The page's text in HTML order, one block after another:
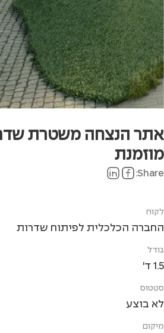
אתר הנצחה משטרת
מוזמנת
Share:
לקוח
החברה הכלכלית לפיתוח שדרות
גודל
1.5 ד'
סטטוס
לא בוצע
מיקום